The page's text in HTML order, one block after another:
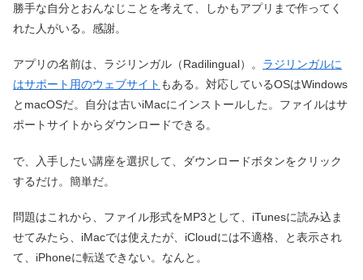
勝手な自分とおんなじことを考えて、しかもアプリまで作ってく
れた人がいる。感謝。
アプリの名前は、ラジリンガル（Radilingual）。 ラジリンガルに
はサポート用のウェブサイト もある。対応しているOSはWindows
とmacOSだ。自分は古いiMacにインストールした。ファイルはサ
ポートサイトからダウンロードできる。
で、入手したい講座を選択して、ダウンロードボタンをクリック
するだけ。簡単だ。
問題はこれから、ファイル形式をMP3として、iTunesに読み込ま
せてみたら、iMacでは使えたが、iCloudには不適格、と表示され
て、iPhoneに転送できない。なんと。